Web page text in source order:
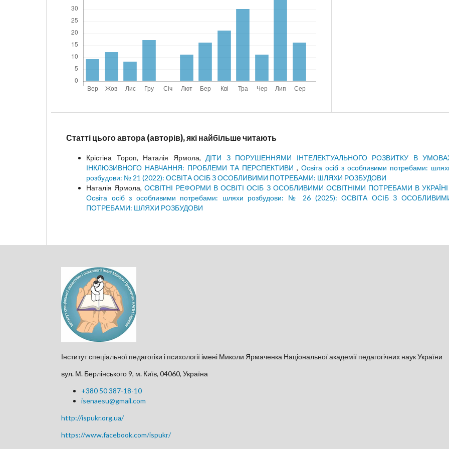
Статті цього автора (авторів), які найбільше читають
Крістіна Тороп, Наталія Ярмола, ДІТИ З ПОРУШЕННЯМИ ІНТЕЛЕКТУАЛЬНОГО РОЗВИТКУ В
ІНКЛЮЗИВНОГО НАВЧАННЯ: ПРОБЛЕМИ ТА ПЕРСПЕКТИВИ , Освіта осіб з особливими потребами:
розбудови: № 21 (2022): ОСВІТА ОСІБ З ОСОБЛИВИМИ ПОТРЕБАМИ: ШЛЯХИ РОЗБУДОВИ
Наталія Ярмола,ОСВІТНІ РЕФОРМИ В ОСВІТІ ОСІБ З ОСОБЛИВИМИ ОСВІТНІМИ ПОТРЕБАМИ В
Освіта осіб з особливими потребами: шляхи розбудови: № 26 (2025): ОСВІТА ОСІБ З
ПОТРЕБАМИ: ШЛЯХИ РОЗБУДОВИ
Інститут спеціальної педагогіки і психології імені Миколи Ярмаченка Національної академії педагогічних наук України
вул. М. Берлінського 9, м. Київ, 04060, Україна
+380 50 387-18-10
isenaesu@gmail.com
http://ispukr.org.ua/
https://www.facebook.com/ispukr/